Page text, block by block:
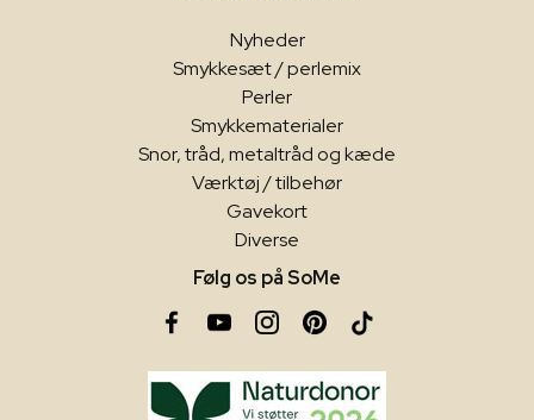
Nyheder
Smykkesæt / perlemix
Perler
Smykkematerialer
Snor, tråd, metaltråd og kæde
Værktøj / tilbehør
Gavekort
Diverse
Følg os på SoMe